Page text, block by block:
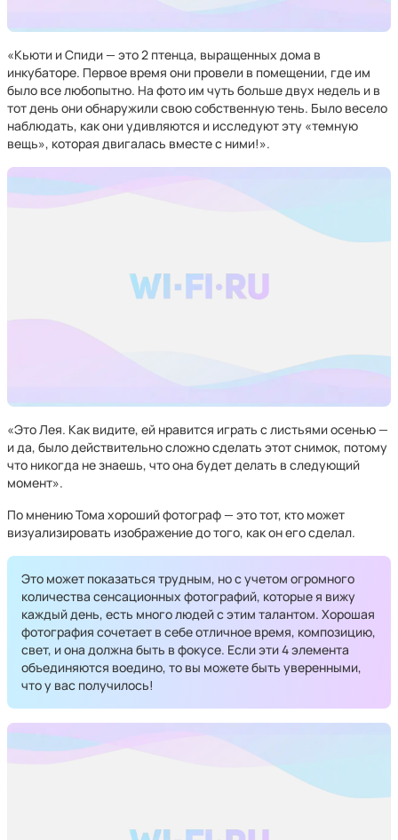
«Кьюти и Спиди — это 2 птенца, выращенных дома в
инкубаторе. Первое время они провели в помещении, где им
было все любопытно. На фото им чуть больше двух недель и в
тот день они обнаружили свою собственную тень. Было весело
наблюдать, как они удивляются и исследуют эту «темную
вещь», которая двигалась вместе с ними!».
«Это Лея. Как видите, ей нравится играть с листьями осенью —
и да, было действительно сложно сделать этот снимок, потому
что никогда не знаешь, что она будет делать в следующий
момент».
По мнению Тома хороший фотограф — это тот, кто может
визуализировать изображение до того, как он его сделал.
Это может показаться трудным, но с учетом огромного
количества сенсационных фотографий, которые я вижу
каждый день, есть много людей с этим талантом. Хорошая
фотография сочетает в себе отличное время, композицию,
свет, и она должна быть в фокусе. Если эти 4 элемента
объединяются воедино, то вы можете быть уверенными,
что у вас получилось!